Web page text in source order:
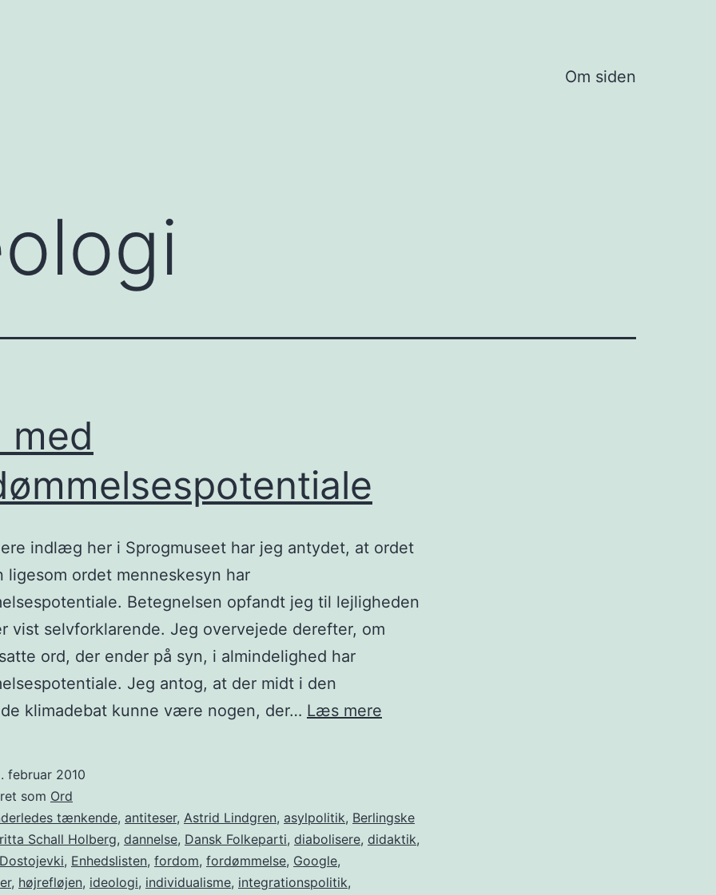
Om siden
med
indlæg her i Sprogmuseet har jeg antydet, at ordet
ligesom ordet menneskesyn har
Betegnelsen opfandt jeg til lejligheden
vist selvforklarende. Jeg overvejede derefter, om
ord, der ender på syn, i almindelighed har
Jeg antog, at der midt i den
klimadebat kunne være nogen, der… Læs mere
februar 2010
som Ord
tænkende, antiteser, Astrid Lindgren, asylpolitik, Berlingske
Schall Holberg, dannelse, Dansk Folkeparti, diabolisere, didaktik,
Dostojevki, Enhedslisten, fordom, fordømmelse, Google,
, højrefløjen, ideologi, individualisme, integrationspolitik,